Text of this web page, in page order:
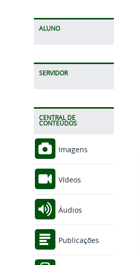
ALUNO
SERVIDOR
CENTRAL DE
CONTEÚDOS
Imagens
Vídeos
Áudios
Publicações